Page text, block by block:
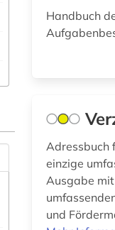
Handbuch
Adressbuch
einzige
Ausgabe
und